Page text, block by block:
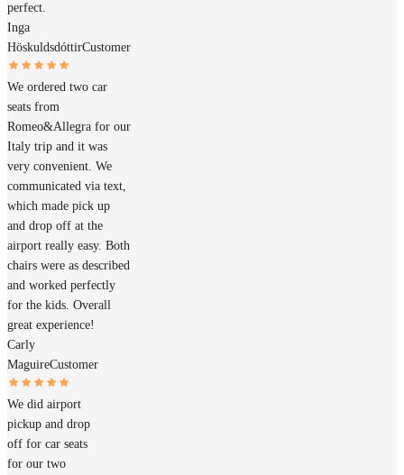
perfect.
Inga
HöskuldsdóttirCustomer
We ordered two car
seats from
Romeo&Allegra for our
Italy trip and it was
very convenient. We
communicated via text,
which made pick up
and drop off at the
airport really easy. Both
chairs were as described
and worked perfectly
for the kids. Overall
great experience!
Carly
MaguireCustomer
We did airport
pickup and drop
off for car seats
for our two